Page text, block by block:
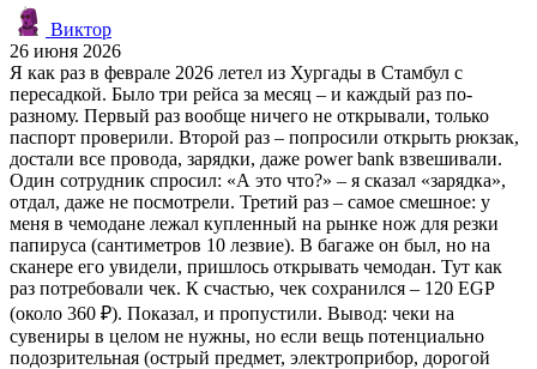
Виктор
26 июня 2026
Я как раз в феврале 2026 летел из Хургады в Стамбул с
пересадкой. Было три рейса за месяц – и каждый раз по-
разному. Первый раз вообще ничего не открывали, только
паспорт проверили. Второй раз – попросили открыть рюкзак,
достали все провода, зарядки, даже power bank взвешивали.
Один сотрудник спросил: «А это что?» – я сказал «зарядка»,
отдал, даже не посмотрели. Третий раз – самое смешное: у
меня в чемодане лежал купленный на рынке нож для резки
папируса (сантиметров 10 лезвие). В багаже он был, но на
сканере его увидели, пришлось открывать чемодан. Тут как
раз потребовали чек. К счастью, чек сохранился – 120 EGP
(около 360 ₽). Показал, и пропустили. Вывод: чеки на
сувениры в целом не нужны, но если вещь потенциально
подозрительная (острый предмет, электроприбор, дорогой